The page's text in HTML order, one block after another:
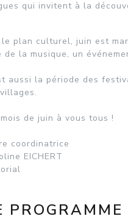
qui invitent à la
le plan culturel, juin est
de la musique, un
aussi la période des
de juin à vous tous !
coordinatrice
EICHERT